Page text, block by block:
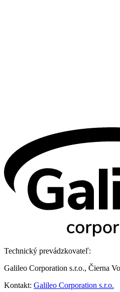
Technický prevádzkovateľ:
Galileo Corporation s.r.o., Čierna
Kontakt: Galileo Corporation s.r.o.